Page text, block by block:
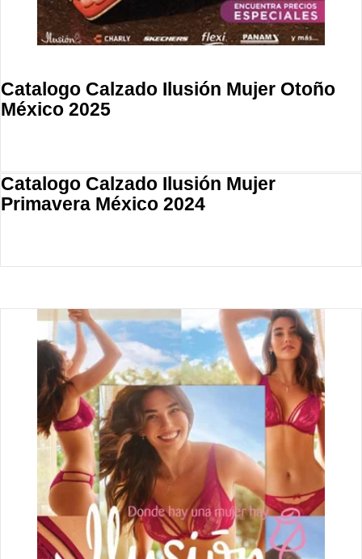
Catalogo Calzado Ilusión Mujer Otoño
México 2025
Catalogo Calzado Ilusión Mujer
Primavera México 2024